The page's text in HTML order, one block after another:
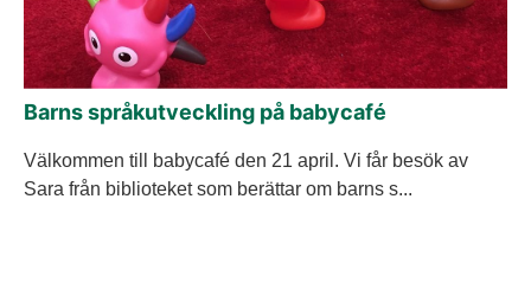
Barns språkutveckling på babycafé
Välkommen till babycafé den 21 april. Vi får besök av
Sara från biblioteket som berättar om barns s...